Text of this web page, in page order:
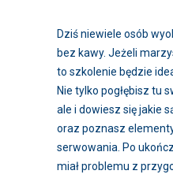
Dziś niewiele osób
bez kawy. Jeżeli
to szkolenie będzie
Nie tylko pogłębisz tu
ale i dowiesz się jakie
oraz poznasz
serwowania. Po
miał problemu z